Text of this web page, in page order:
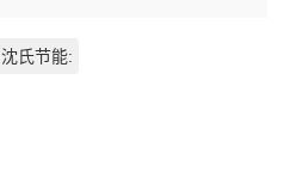
沈氏节能: